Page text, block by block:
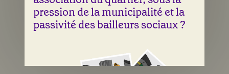
pression de la municipalité et la
passivité des bailleurs sociaux ?